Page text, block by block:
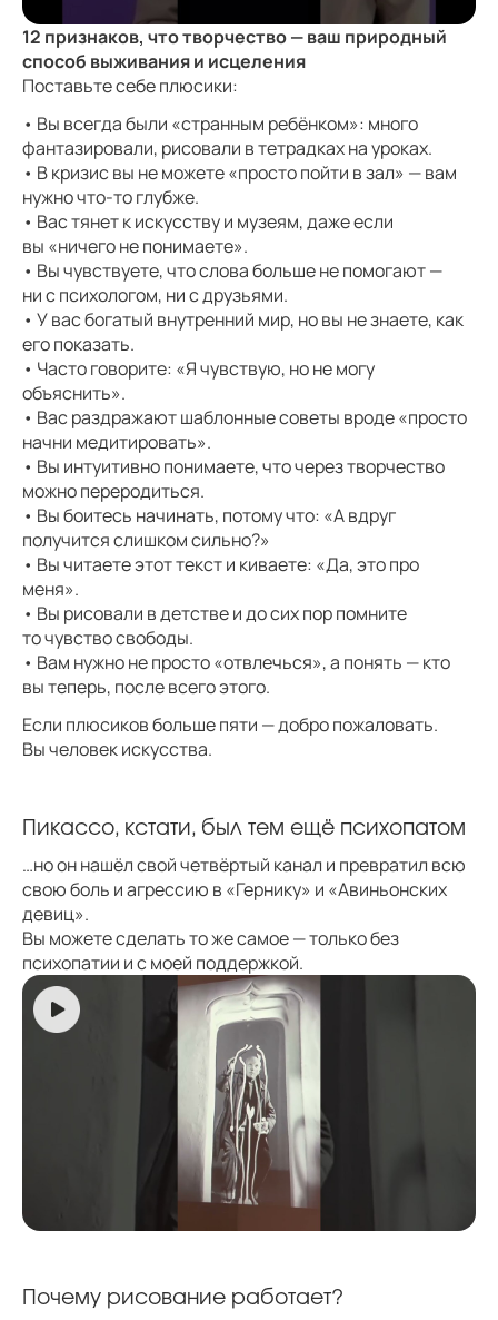
12 признаков, что творчество — ваш природный
способ выживания и исцеления
Поставьте себе плюсики:
• Вы всегда были «странным ребёнком»: много
фантазировали, рисовали в тетрадках на уроках.
• В кризис вы не можете «просто пойти в зал» — вам
нужно что-то глубже.
• Вас тянет к искусству и музеям, даже если
вы «ничего не понимаете».
• Вы чувствуете, что слова больше не помогают —
ни с психологом, ни с друзьями.
• У вас богатый внутренний мир, но вы не знаете, как
его показать.
• Часто говорите: «Я чувствую, но не могу
объяснить».
• Вас раздражают шаблонные советы вроде «просто
начни медитировать».
• Вы интуитивно понимаете, что через творчество
можно переродиться.
• Вы боитесь начинать, потому что: «А вдруг
получится слишком сильно?»
• Вы читаете этот текст и киваете: «Да, это про
меня».
• Вы рисовали в детстве и до сих пор помните
то чувство свободы.
• Вам нужно не просто «отвлечься», а понять — кто
вы теперь, после всего этого.
Если плюсиков больше пяти — добро пожаловать.
Вы человек искусства.
Пикассо, кстати, был тем ещё психопатом
…но он нашёл свой четвёртый канал и превратил всю
свою боль и агрессию в «Гернику» и «Авиньонских
девиц».
Вы можете сделать то же самое — только без
психопатии и с моей поддержкой.
Почему рисование работает?